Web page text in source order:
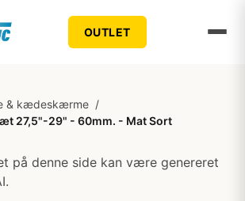
OUTLET
& kædeskærme /
27,5"-29" - 60mm. - Mat Sort
på denne side kan være genereret